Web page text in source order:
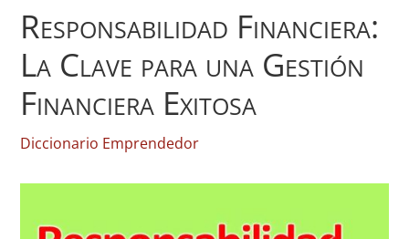
Responsabilidad Financiera:
La Clave para una Gestión
Financiera Exitosa
Diccionario Emprendedor